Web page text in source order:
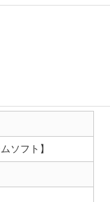
ソフト】